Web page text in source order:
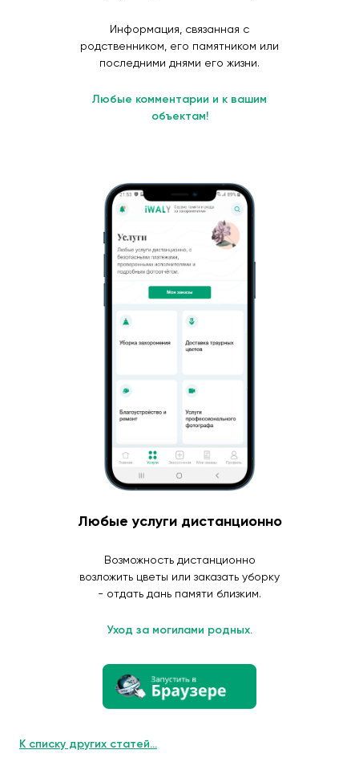
Информация, связанная с
родственником, его памятником или
последними днями его жизни.
Любые комментарии и к вашим
объектам!
Любые услуги дистанционно
Возможность дистанционно
возложить цветы или заказать уборку
- отдать дань памяти близким.
Уход за могилами родных.
К списку других статей...